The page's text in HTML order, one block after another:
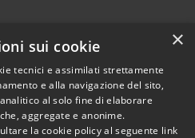
Copyright © 2026 • Comune di
×
sui cookie
tecnici e assimilati strettamente
e alla navigazione del sito,
al solo fine di elaborare
aggregate e anonime.
la cookie policy al seguente link